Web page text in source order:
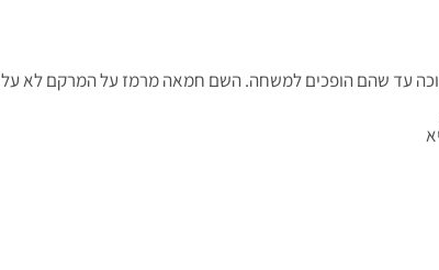
עד שהם הופכים למשחה. השם חמאה מרמז על המרקם לא על